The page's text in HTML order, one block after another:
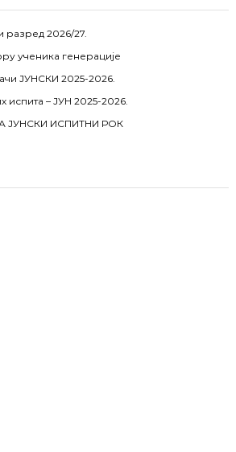
разред 2026/27.
ученика генерације
ЈУНСКИ 2025-2026.
испита – ЈУН 2025-2026.
ЈУНСКИ ИСПИТНИ РОК